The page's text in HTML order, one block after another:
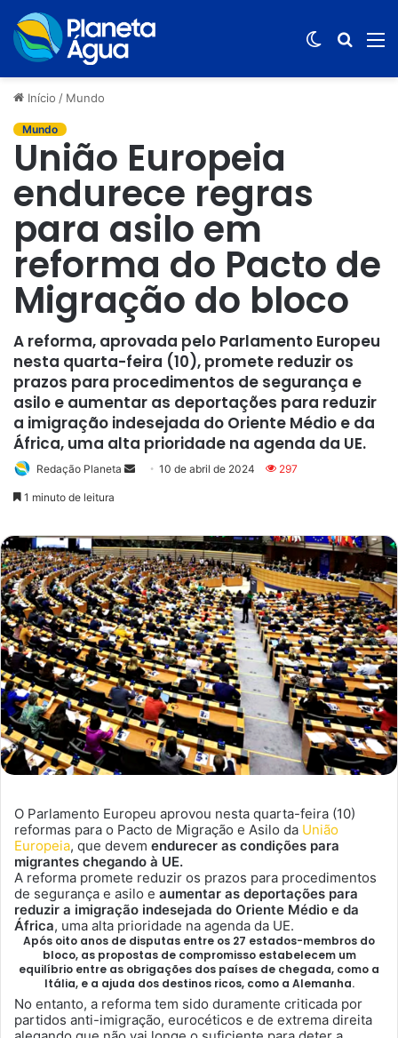
Switch
Início / Mundo
Mundo
União Europeia
endurece regras
para asilo em
reforma do Pacto de
Migração do bloco
A reforma, aprovada pelo Parlamento Europeu
nesta quarta-feira (10), promete reduzir os
prazos para procedimentos de segurança e
asilo e aumentar as deportações para reduzir
a imigração indesejada do Oriente Médio e da
África, uma alta prioridade na agenda da UE.
Redação Planeta
Mande
mail
10 de abril de 2024 297
1 minuto de leitura
O Parlamento Europeu aprovou nesta quarta-feira (10)
reformas para o Pacto de Migração e Asilo da União
Europeia, que devem endurecer as condições para
migrantes chegando à UE.
A reforma promete reduzir os prazos para procedimentos
de segurança e asilo e aumentar as deportações para
reduzir a imigração indesejada do Oriente Médio e da
África, uma alta prioridade na agenda da UE.
Após oito anos de disputas entre os 27 estados-membros do
bloco, as propostas de compromisso estabelecem um
equilíbrio entre as obrigações dos países de chegada, como a
Itália, e a ajuda dos destinos ricos, como a Alemanha.
No entanto, a reforma tem sido duramente criticada por
partidos anti-imigração, eurocéticos e de extrema direita